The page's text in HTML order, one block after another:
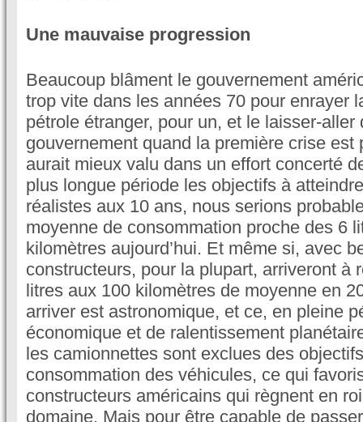
Une mauvaise progression
Beaucoup blâment le gouvernement
trop vite dans les années 70 pour enrayer
pétrole étranger, pour un, et le laisser-aller
gouvernement quand la première crise est
aurait mieux valu dans un effort concerté
plus longue période les objectifs à
réalistes aux 10 ans, nous serions
moyenne de consommation proche des 6
kilomètres aujourd’hui. Et même si, avec
constructeurs, pour la plupart, arriveront à
litres aux 100 kilomètres de moyenne en
arriver est astronomique, et ce, en pleine
économique et de ralentissement
les camionnettes sont exclues des
consommation des véhicules, ce qui
constructeurs américains qui règnent en
domaine. Mais pour être capable de